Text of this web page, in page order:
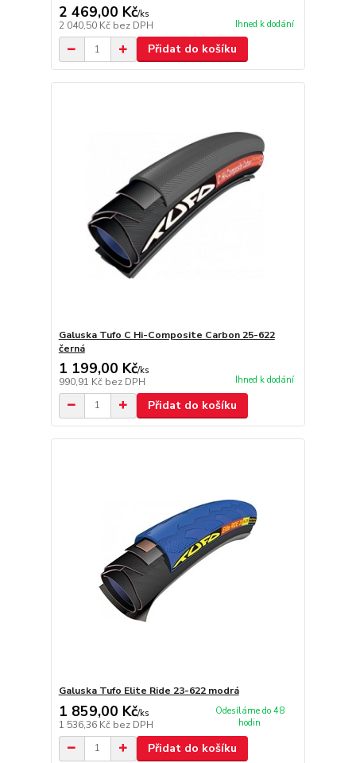
2 469,00 Kč/ks
2 040,50 Kč bez DPH Ihned k dodání
Přidat do košíku
Galuska Tufo C Hi-Composite Carbon 25-622
černá
1 199,00 Kč/ks
990,91 Kč bez DPH Ihned k dodání
Přidat do košíku
Galuska Tufo Elite Ride 23-622 modrá
1 859,00 Kč/ks
1 536,36 Kč bez DPH
Odesíláme do 48
hodin
Přidat do košíku